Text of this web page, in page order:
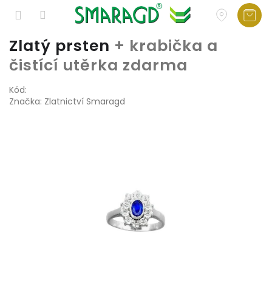
Přejít
na
obsah
Zlatý prsten + krabička a
čistící utěrka zdarma
Kód:
Značka: Zlatnictví Smaragd